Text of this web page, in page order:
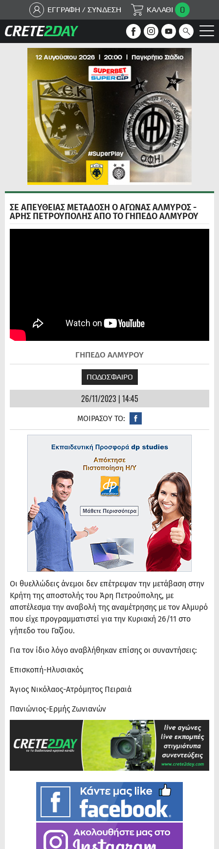
ΕΓΓΡΑΦΗ / ΣΥΝΔΕΣΗ ΚΑΛΑΘΙ 0
ΣΕ ΑΠΕΥΘΕΙΑΣ ΜΕΤΑΔΟΣΗ Ο ΑΓΩΝΑΣ ΑΛΜΥΡΟΣ -
ΑΡΗΣ ΠΕΤΡΟΥΠΟΛΗΣ ΑΠΟ ΤΟ ΓΗΠΕΔΟ ΑΛΜΥΡΟΥ
ΓΗΠΕΔΟ ΑΛΜΥΡΟΥ
ΠΟΔΟΣΦΑΙΡΟ
26/11/2023 | 14:45
ΜΟΙΡΑΣΟΥ ΤΟ:
Οι θυελλώδεις άνεμοι δεν επέτρεψαν την μετάβαση στην
Κρήτη της αποστολής του Άρη Πετρούπολης, με
αποτέλεσμα την αναβολή της αναμέτρησης με τον Αλμυρό
που είχε προγραμματιστεί για την Κυριακή 26/11 στο
γήπεδο του Γαζίου.
Για τον ίδιο λόγο αναβλήθηκαν επίσης οι συναντήσεις:
Επισκοπή-Ηλυσιακός
Άγιος Νικόλαος-Ατρόμητος Πειραιά
Πανιώνιος-Ερμής Ζωνιανών